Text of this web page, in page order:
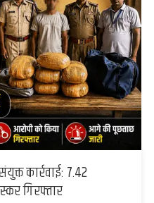
कार्रवाई: 7.42
गिरफ्तार